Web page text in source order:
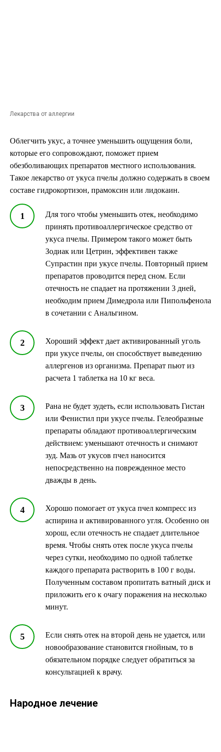
Лекарства от аллергии
Облегчить укус, а точнее уменьшить ощущения боли,
которые его сопровождают, поможет прием
обезболивающих препаратов местного использования.
Такое лекарство от укуса пчелы должно содержать в своем
составе гидрокортизон, прамоксин или лидокаин.
Для того чтобы уменьшить отек, необходимо
принять противоаллергическое средство от
укуса пчелы. Примером такого может быть
Зодиак или Цетрин, эффективен также
Супрастин при укусе пчелы. Повторный прием
препаратов проводится перед сном. Если
отечность не спадает на протяжении 3 дней,
необходим прием Димедрола или Пипольфенола
в сочетании с Анальгином.
Хороший эффект дает активированный уголь
при укусе пчелы, он способствует выведению
аллергенов из организма. Препарат пьют из
расчета 1 таблетка на 10 кг веса.
Рана не будет зудеть, если использовать Гистан
или Фенистил при укусе пчелы. Гелеобразные
препараты обладают противоаллергическим
действием: уменьшают отечность и снимают
зуд. Мазь от укусов пчел наносится
непосредственно на поврежденное место
дважды в день.
Хорошо помогает от укуса пчел компресс из
аспирина и активированного угля. Особенно он
хорош, если отечность не спадает длительное
время. Чтобы снять отек после укуса пчелы
через сутки, необходимо по одной таблетке
каждого препарата растворить в 100 г воды.
Полученным составом пропитать ватный диск и
приложить его к очагу поражения на несколько
минут.
Если снять отек на второй день не удается, или
новообразование становится гнойным, то в
обязательном порядке следует обратиться за
консультацией к врачу.
Народное лечение